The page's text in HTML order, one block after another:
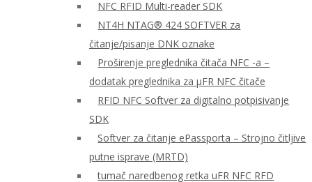
NFC RFID Multi-reader SDK
NT4H NTAG® 424 SOFTVER za
čitanje/pisanje DNK oznake
Proširenje preglednika čitača NFC -a –
dodatak preglednika za μFR NFC čitače
RFID NFC Softver za digitalno potpisivanje
SDK
Softver za čitanje ePassporta – Strojno čitljive
putne isprave (MRTD)
tumač naredbenog retka uFR NFC RFD